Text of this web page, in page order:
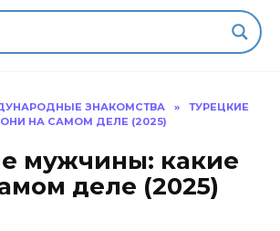
ЗНАКОМСТВА »
ТУРЕЦКИЕ
НА САМОМ ДЕЛЕ (2025)
мужчины: какие
деле (2025)